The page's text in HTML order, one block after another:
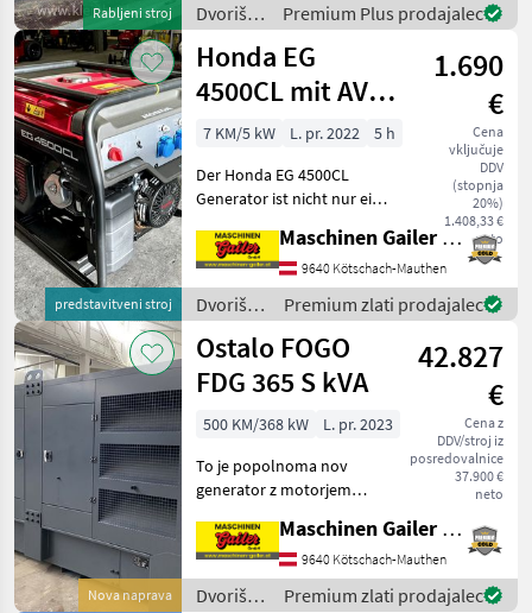
Rabljeni stroj
Dvoriščna
mehanizacija
/ Atlas
Copco
Premium Plus prodajalec
predstavitveni stroj
Honda EG
4500CL mit AVR
Regelung
1.690
€
Cena
vključuje
DDV
(stopnja
20%)
1.408,33 €
neto
7 KM/5 kW L. pr. 2022
5 h
Der Honda EG 4500CL
Generator ist nicht nur ein
Takt-OHV Benzinmotor,
sondern auch ein Meister
der Zuverlässigkeit dank
des intelligenten AVR
Maschinen Gailer GmbH
9640 Kötschach-Mauthen
Dvoriščna
mehanizacija
/ Honda
Premium zlati prodajalec
Nova naprava
Ostalo FOGO
FDG 365 S kVA
42.827
€
Cena z
DDV/stroj iz
posredovalnice
37.900 €
neto
500 KM/368 kW
L. pr. 2023
To je popolnoma nov
generator z motorjem
Model: - 6 valjev - Dizel -
Vodno hlajen - 1500
obratov na minuto - Moč:
450 KM Generat
Maschinen Gailer GmbH
9640 Kötschach-Mauthen
Dvoriščna
Premium zlati prodajalec